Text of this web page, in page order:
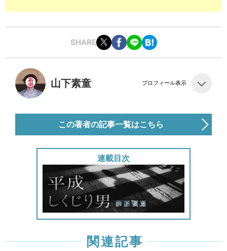
SHARE
山下素童 プロフィール表示
この著者の記事一覧はこちら
連載目次
関連記事